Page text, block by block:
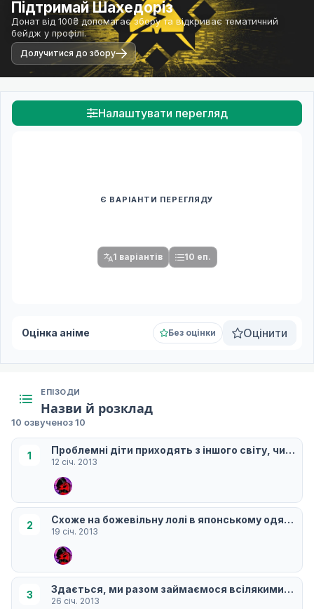
Підтримай Шахедоріз
Донат від 100₴ допомагає збору та відкриває тематичний
бейдж у профілі.
Долучитися до збору
Налаштувати перегляд
Є ВАРІАНТИ ПЕРЕГЛЯДУ
1 варіантів 10 еп.
Оцінка аніме Без оцінки Оцінити
ЕПІЗОДИ
Назви й розклад
10 озвученоз 10
1 Проблемні діти приходять з іншого світу, чи не
12 січ. 2013
2 Схоже на божевільну лолі в японському одязі?
19 січ. 2013
3 Здається, ми разом займаємося всілякими
26 січ. 2013